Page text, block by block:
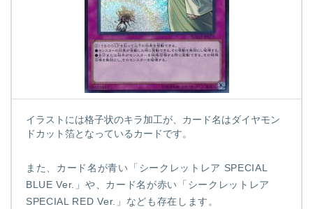
イラストには格子状のキラ加工が、カード名はダイヤモン
ドカット箔となっているカードです。
また、カード名が青い「シークレットレア SPECIAL
BLUE Ver.」や、カード名が赤い「シークレットレア
SPECIAL RED Ver.」なども存在します。